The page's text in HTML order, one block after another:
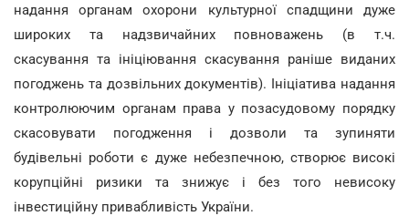
надання органам охорони культурної спадщини дуже
широких та надзвичайних повноважень (в т.ч.
скасування та ініціювання скасування раніше виданих
погоджень та дозвільних документів). Ініціатива надання
контролюючим органам права у позасудовому порядку
скасовувати погодження і дозволи та зупиняти
будівельні роботи є дуже небезпечною, створює високі
корупційні ризики та знижує і без того невисоку
інвестиційну привабливість України.